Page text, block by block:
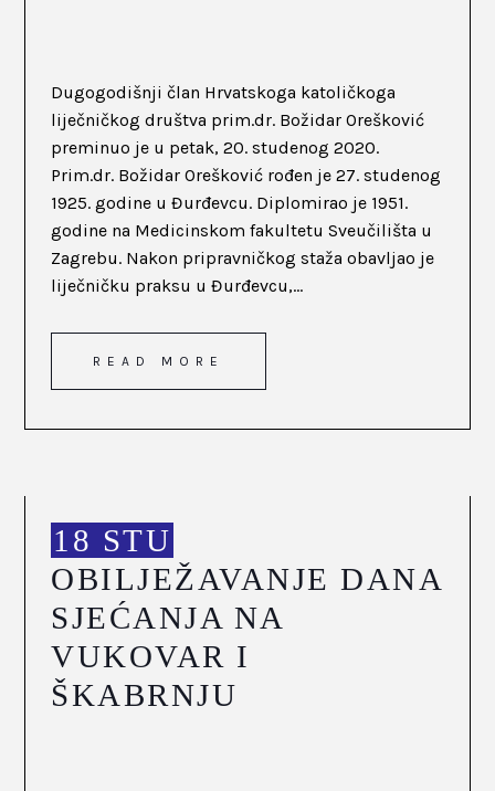
Dugogodišnji član Hrvatskoga katoličkoga
liječničkog društva prim.dr. Božidar Orešković
preminuo je u petak, 20. studenog 2020.
Prim.dr. Božidar Orešković rođen je 27. studenog
1925. godine u Đurđevcu. Diplomirao je 1951.
godine na Medicinskom fakultetu Sveučilišta u
Zagrebu. Nakon pripravničkog staža obavljao je
liječničku praksu u Đurđevcu,...
READ MORE
18 STU
OBILJEŽAVANJE DANA
SJEĆANJA NA
VUKOVAR I
ŠKABRNJU